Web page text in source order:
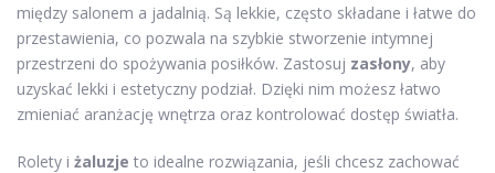
między salonem a jadalnią. Są lekkie, często składane i łatwe do
przestawienia, co pozwala na szybkie stworzenie intymnej
przestrzeni do spożywania posiłków. Zastosuj zasłony, aby
uzyskać lekki i estetyczny podział. Dzięki nim możesz łatwo
zmieniać aranżację wnętrza oraz kontrolować dostęp światła.
Rolety i żaluzje to idealne rozwiązania, jeśli chcesz zachować